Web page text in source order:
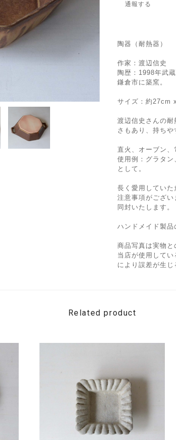
通報する
陶器（耐熱器）
作家：渡辺信史
陶歴：1998年武
鎌倉市に築窯。
サイズ：約27cm
渡辺信史さんの
さもあり、持ちや
直火、オーブン、
使用例：グラタ
として。
長く愛用してい
注意事項がござ
同封いたします。
ハンドメイド製品
商品写真は実物と
当店が使用して
により誤差が生じ
Related product